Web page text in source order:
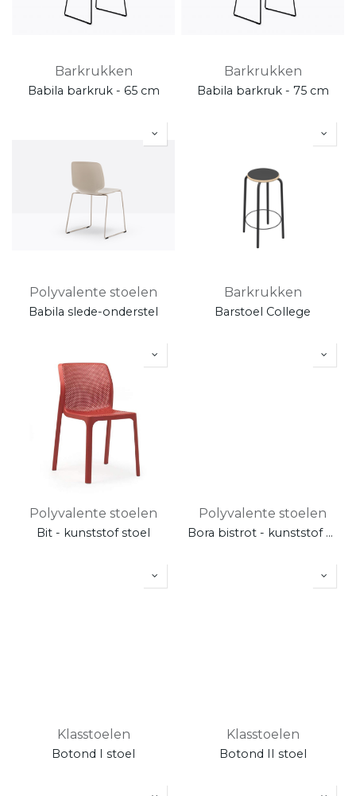
Barkrukken
Babila barkruk - 65 cm
Barkrukken
Babila barkruk - 75 cm
Polyvalente stoelen
Babila slede-onderstel
Barkrukken
Barstoel College
Polyvalente stoelen
Bit - kunststof stoel
Polyvalente stoelen
Bora bistrot - kunststof stoel
Klasstoelen
Botond I stoel
Klasstoelen
Botond II stoel